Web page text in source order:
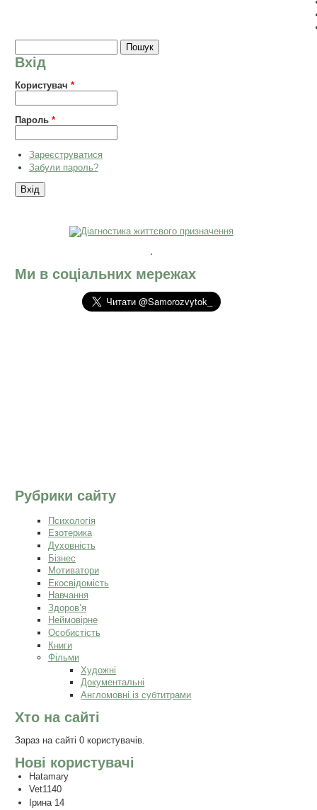
Пошукова форма
Вхід
Користувач*
Пароль*
Зареєструватися
Забули пароль?
Ми в соціальних мережах
Рубрики сайту
Психологія
Езотерика
Духовність
Бізнес
Мотиватори
Екосвідомість
Навчання
Здоров’я
Неймовірне
Особистість
Книги
Фільми
Художні
Документальні
Англомовні із субтитрами
Хто на сайті
Зараз на сайті 0 користувачів.
Нові користувачі
Hatamary
Vet1140
Ірина 14